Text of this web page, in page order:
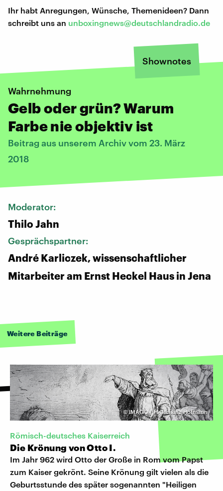
Ihr habt Anregungen, Wünsche, Themenideen? Dann
schreibt uns an unboxingnews@deutschlandradio.de
Shownotes
Wahrnehmung
Gelb oder grün? Warum
Farbe nie objektiv ist
Beitrag aus unserem Archiv vom 23. März
2018
Moderator:
Thilo Jahn
Gesprächspartner:
André Karliczek, wissenschaftlicher
Mitarbeiter am Ernst Heckel Haus in Jena
Weitere Beiträge
©IMAGO / H. Tschanz-Hofmann
Römisch-deutsches Kaiserreich
Die Krönung von Otto I.
Im Jahr 962 wird Otto der Große in Rom vom Papst
zum Kaiser gekrönt. Seine Krönung gilt vielen als die
Geburtsstunde des später sogenannten "Heiligen